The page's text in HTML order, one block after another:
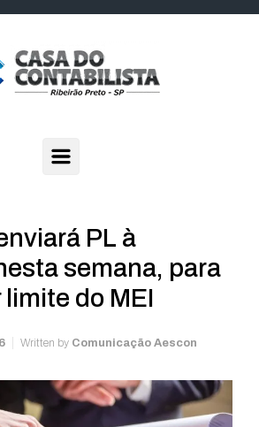
PL à
semana, para
do MEI
Written by Comunicação Aescon